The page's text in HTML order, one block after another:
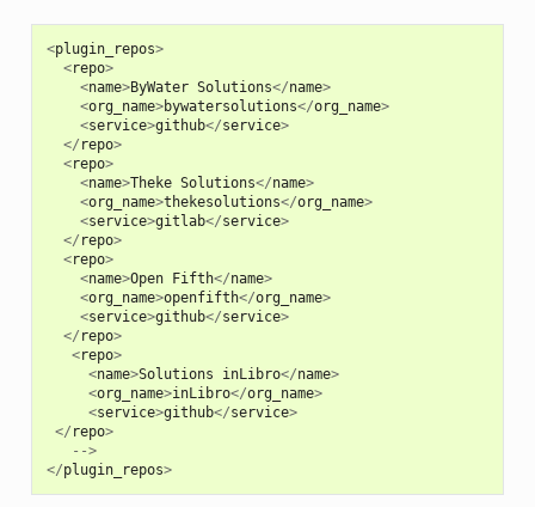
<plugin_repos>
<repo>
<name>ByWater Solutions</name>
<org_name>bywatersolutions</org_name>
<service>github</service>
</ repo>
<repo>
<name>Theke Solutions</name>
<org_name>thekesolutions</org_name>
<service>gitlab</service>
</ repo>
<repo>
<name>Open Fifth</name>
<org_name>openfifth</org_name>
<service>github</service>
</ repo>
<repo>
<name>Solutions inLibro</name>
<org_name>inLibro</org_name>
<service>github</service>
</ repo>
-->
</plugin_repos>